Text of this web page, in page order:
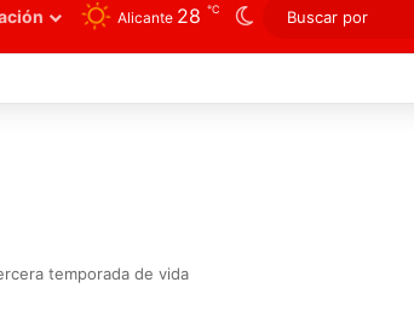
Alicante 28 ℃ Switch skin
los octavos tras una exhibición colectiva ante
temporada de vida